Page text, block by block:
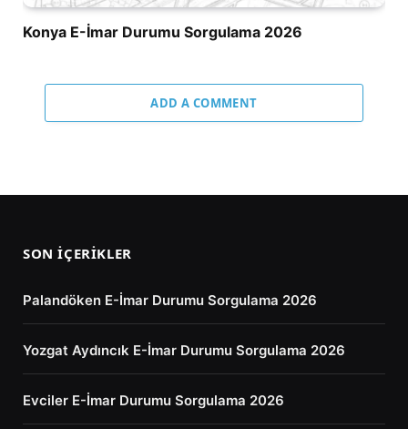
Konya E-İmar Durumu Sorgulama 2026
ADD A COMMENT
SON İÇERIKLER
Palandöken E-İmar Durumu Sorgulama 2026
Yozgat Aydıncık E-İmar Durumu Sorgulama 2026
Evciler E-İmar Durumu Sorgulama 2026